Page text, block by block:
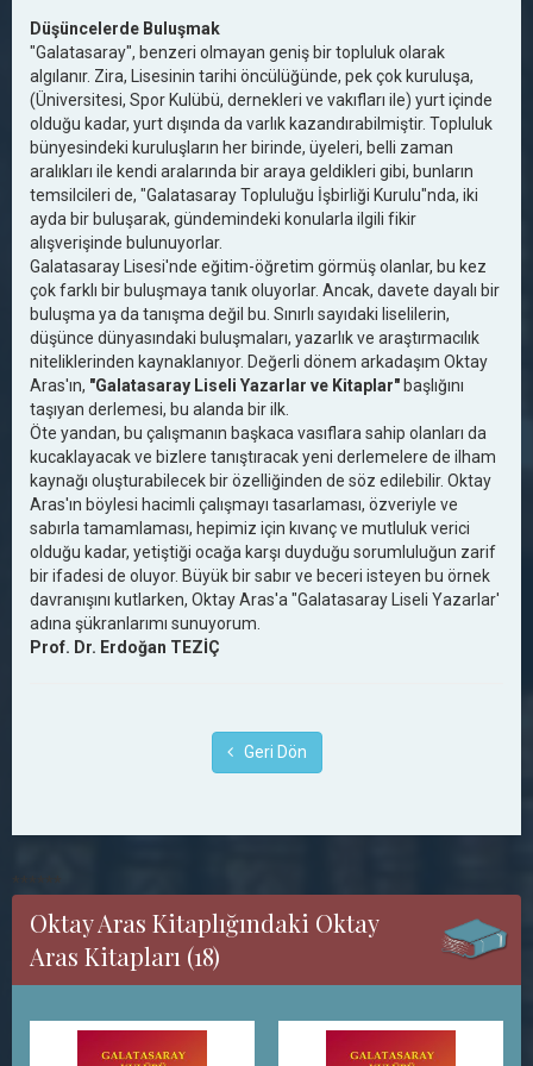
Düşüncelerde Buluşmak
"Galatasaray", benzeri olmayan geniş bir topluluk olarak
algılanır. Zira, Lisesinin tarihi öncülüğünde, pek çok kuruluşa,
(Üniversitesi, Spor Kulübü, dernekleri ve vakıfları ile) yurt içinde
olduğu kadar, yurt dışında da varlık kazandırabilmiştir. Topluluk
bünyesindeki kuruluşların her birinde, üyeleri, belli zaman
aralıkları ile kendi aralarında bir araya geldikleri gibi, bunların
temsilcileri de, "Galatasaray Topluluğu İşbirliği Kurulu"nda, iki
ayda bir buluşarak, gündemindeki konularla ilgili fikir
alışverişinde bulunuyorlar.
Galatasaray Lisesi'nde eğitim-öğretim görmüş olanlar, bu kez
çok farklı bir buluşmaya tanık oluyorlar. Ancak, davete dayalı bir
buluşma ya da tanışma değil bu. Sınırlı sayıdaki liselilerin,
düşünce dünyasındaki buluşmaları, yazarlık ve araştırmacılık
niteliklerinden kaynaklanıyor. Değerli dönem arkadaşım Oktay
Aras'ın, "Galatasaray Liseli Yazarlar ve Kitaplar" başlığını
taşıyan derlemesi, bu alanda bir ilk.
Öte yandan, bu çalışmanın başkaca vasıflara sahip olanları da
kucaklayacak ve bizlere tanıştıracak yeni derlemelere de ilham
kaynağı oluşturabilecek bir özelliğinden de söz edilebilir. Oktay
Aras'ın böylesi hacimli çalışmayı tasarlaması, özveriyle ve
sabırla tamamlaması, hepimiz için kıvanç ve mutluluk verici
olduğu kadar, yetiştiği ocağa karşı duyduğu sorumluluğun zarif
bir ifadesi de oluyor. Büyük bir sabır ve beceri isteyen bu örnek
davranışını kutlarken, Oktay Aras'a "Galatasaray Liseli Yazarlar'
adına şükranlarımı sunuyorum.
Prof. Dr. Erdoğan TEZİÇ
Geri Dön
Oktay Aras Kitaplığındaki Oktay
Aras Kitapları (18)